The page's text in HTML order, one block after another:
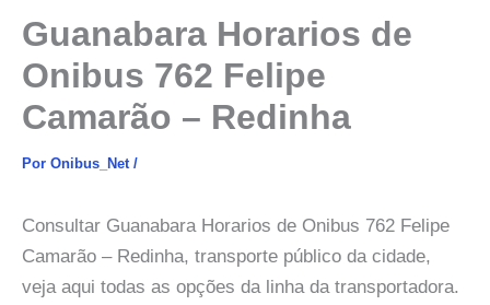
Guanabara Horarios de
Onibus 762 Felipe
Camarão – Redinha
Por Onibus_Net /
Consultar Guanabara Horarios de Onibus 762 Felipe
Camarão – Redinha, transporte público da cidade,
veja aqui todas as opções da linha da transportadora.